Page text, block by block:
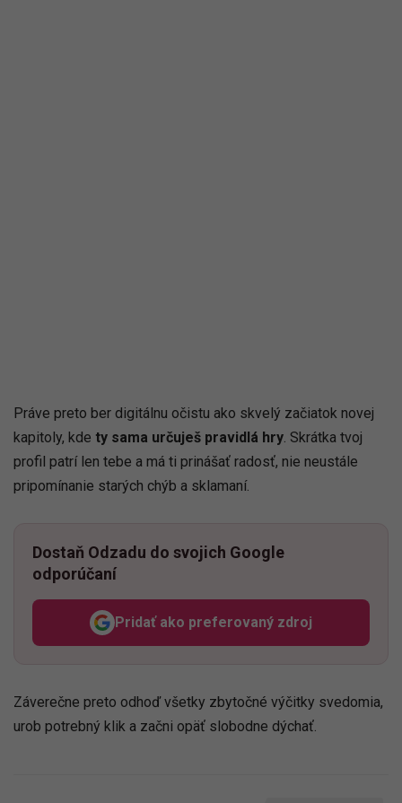
Práve preto ber digitálnu očistu ako skvelý začiatok novej
kapitoly, kde ty sama určuješ pravidlá hry . Skrátka tvoj
profil patrí len tebe a má ti prinášať radosť, nie neustále
pripomínanie starých chýb a sklamaní.
Dostaň Odzadu do svojich Google
odporúčaní
Pridať ako preferovaný zdroj
Odzadu, odkaz sa otvorí v
Záverečne preto odhoď všetky zbytočné výčitky svedomia,
urob potrebný klik a začni opäť slobodne dýchať.